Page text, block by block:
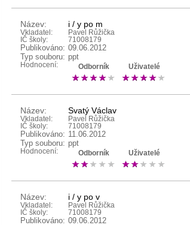
Název: i / y po m
Vkladatel:
Pavel Růžička
IČ školy:
71008179
Publikováno: 09.06.2012
Typ souboru: ppt
Hodnocení: Odborník Uživatelé
Název: Svatý Václav
Vkladatel:
Pavel Růžička
IČ školy:
71008179
Publikováno: 11.06.2012
Typ souboru: ppt
Hodnocení: Odborník Uživatelé
Název: i / y po v
Vkladatel:
Pavel Růžička
IČ školy:
71008179
Publikováno: 09.06.2012